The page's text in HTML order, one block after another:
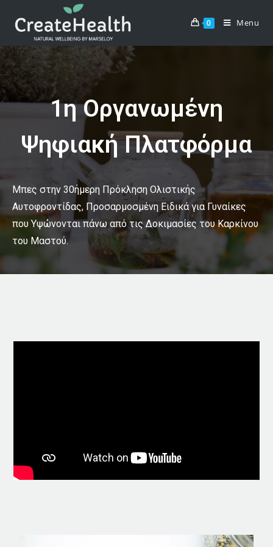
0 Menu
1η Οργανωμένη
Ψηφιακή Πλατφόρμα
Μπες στην 30ήμερη Πρόκληση Ολιστικής
Αυτοφροντίδας, Προσαρμοσμένη Ειδικά για Γυναίκες
που Υψώνονται πάνω από τις Δοκιμασίες του Καρκίνου
του Μαστού.